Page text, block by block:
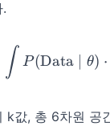
∫ P (Data θ) ⋅
k값, 총 6차원 공